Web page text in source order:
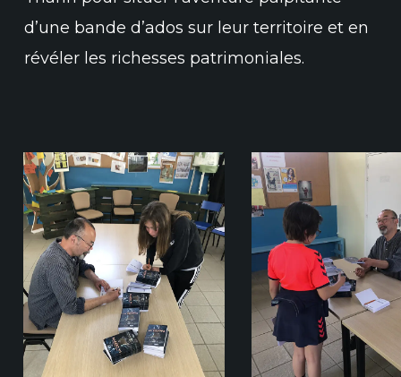
d’une bande d’ados sur leur territoire et en
révéler les richesses patrimoniales.